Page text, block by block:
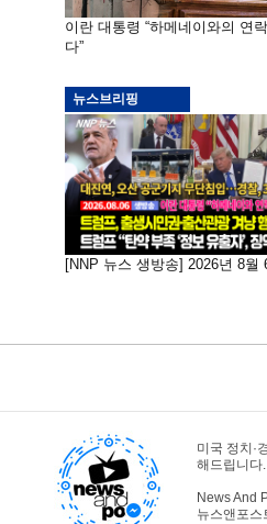
이란 대통령 “하메네이와의 연
다”
뉴스브리핑
[NNP 뉴스 생방송] 2026년 8월
미국 정치·
해드립니다.
News And
뉴스앤포스